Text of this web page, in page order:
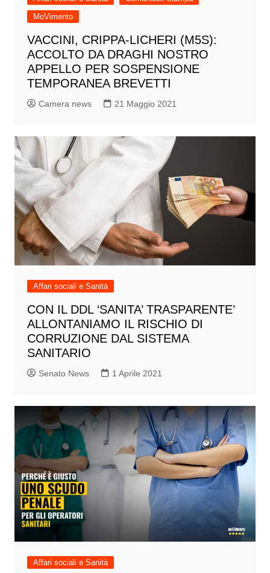
MoVimento
VACCINI, CRIPPA-LICHERI (M5S):
ACCOLTO DA DRAGHI NOSTRO
APPELLO PER SOSPENSIONE
TEMPORANEA BREVETTI
Camera news 21 Maggio 2021
Affari sociali e Sanità
CON IL DDL ‘SANITA’ TRASPARENTE’
ALLONTANIAMO IL RISCHIO DI
CORRUZIONE DAL SISTEMA
SANITARIO
Senato News 1 Aprile 2021
Affari sociali e Sanità